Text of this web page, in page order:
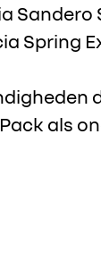
Sandero
Spring
als